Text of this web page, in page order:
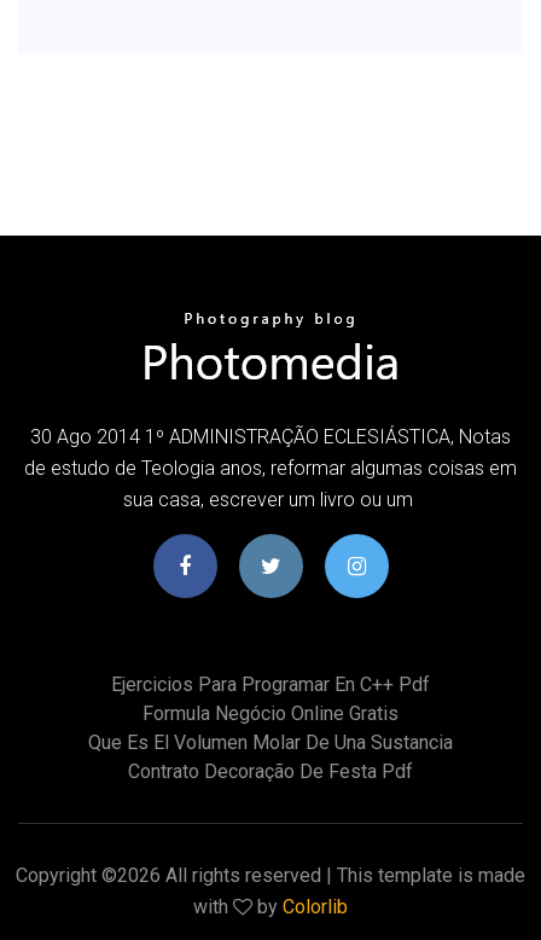
30 Ago 2014 1º ADMINISTRAÇÃO ECLESIÁSTICA, Notas
de estudo de Teologia anos, reformar algumas coisas em
sua casa, escrever um livro ou um
Ejercicios Para Programar En C++ Pdf
Formula Negócio Online Gratis
Que Es El Volumen Molar De Una Sustancia
Contrato Decoração De Festa Pdf
Copyright ©2026 All rights reserved | This template is made
with
by Colorlib